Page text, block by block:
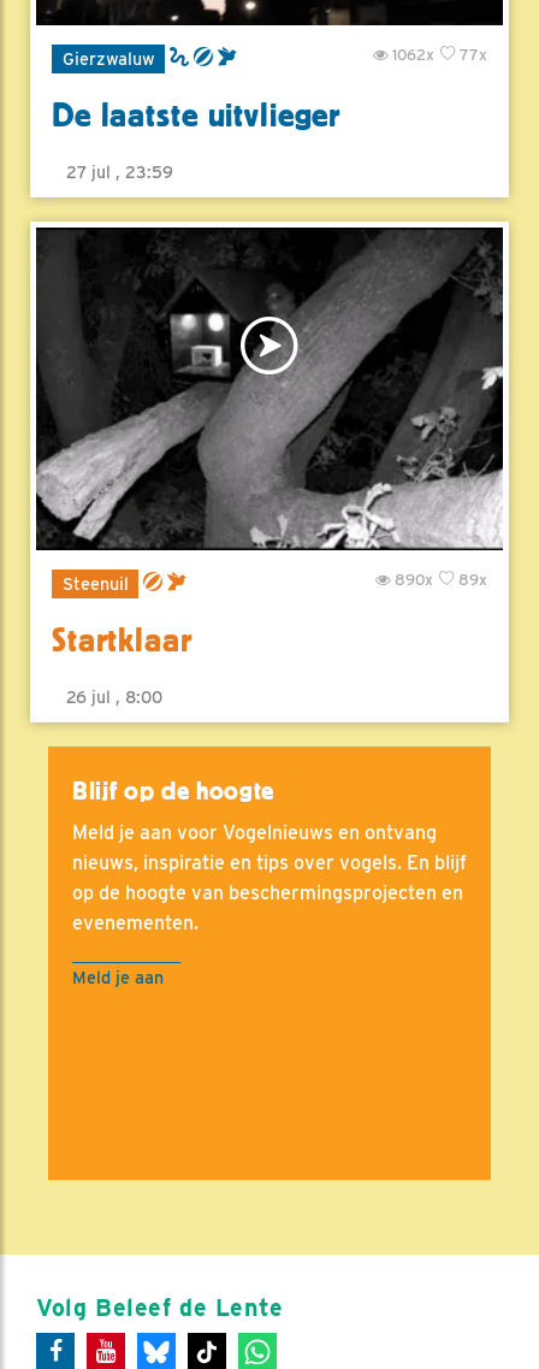
Gierzwaluw 77x
1062x
De laatste uitvlieger
27 jul , 23:59
Steenuil 89x
890x
Startklaar
26 jul , 8:00
Blijf op de hoogte
Meld je aan voor Vogelnieuws en ontvang
nieuws, inspiratie en tips over vogels. En blijf
op de hoogte van beschermingsprojecten en
evenementen.
Meld je aan
Volg Beleef de Lente